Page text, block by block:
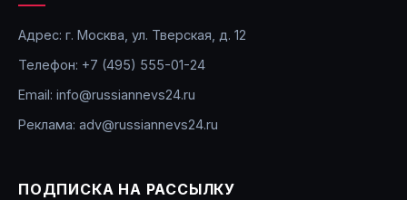
Адрес: г. Москва, ул. Тверская, д. 12
Телефон: +7 (495) 555-01-24
Email: info@russiannevs24.ru
Реклама: adv@russiannevs24.ru
ПОДПИСКА НА РАССЫЛКУ